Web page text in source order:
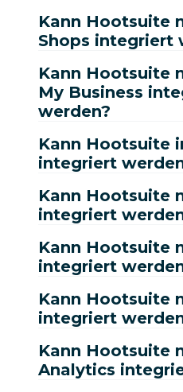
Kann Hootsuite
Shops integriert
Kann Hootsuite
My Business
werden?
Kann Hootsuite
integriert
Kann Hootsuite
integriert
Kann Hootsuite
integriert
Kann Hootsuite
integriert
Kann Hootsuite
Analytics